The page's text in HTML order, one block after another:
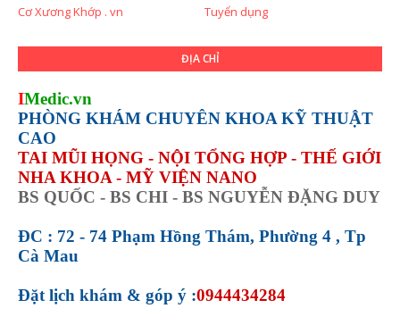
Cơ Xương Khớp . vn
Tuyển dụng
ĐỊA CHỈ
IMedic.vn
PHÒNG KHÁM CHUYÊN KHOA KỸ THUẬT
CAO
TAI MŨI HỌNG - NỘI TỔNG HỢP - THẾ GIỚI
NHA KHOA - MỸ VIỆN NANO
BS QUỐC - BS CHI - BS NGUYỄN ĐẶNG DUY
ĐC : 72 - 74 Phạm Hồng Thám, Phường 4 , Tp
Cà Mau
Đặt lịch khám & góp ý :0944434284